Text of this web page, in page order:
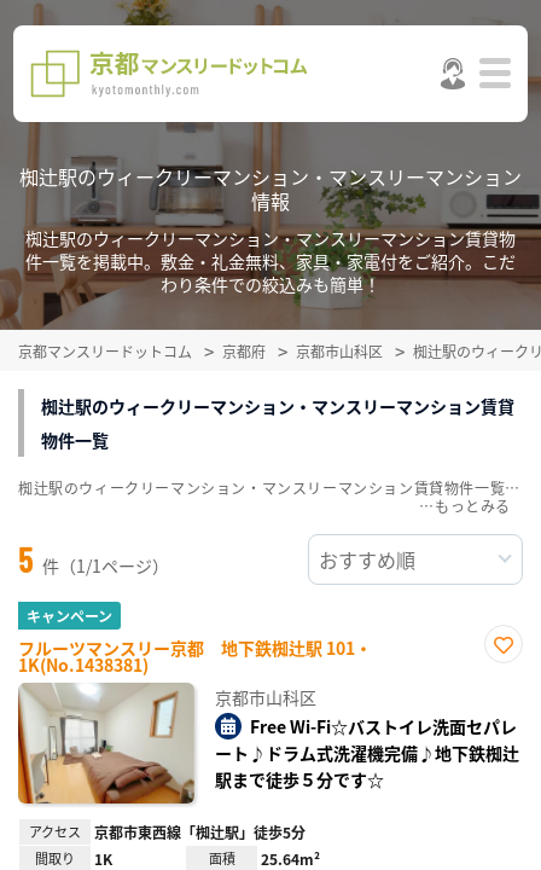
椥辻駅のウィークリーマンション・マンスリーマンション
情報
椥辻駅のウィークリーマンション・マンスリーマンション賃貸物
件一覧を掲載中。敷金・礼金無料、家具・家電付をご紹介。こだ
わり条件での絞込みも簡単！
京都マンスリードットコム 京都府 京都市山科区 椥辻駅のウィーク
椥辻駅のウィークリーマンション・マンスリーマンション賃貸
物件一覧
5 件（1/1ページ）
キャンペーン
フルーツマンスリー京都 地下鉄椥辻駅 101・
1K(No.1438381)
録
京都市山科区
Free Wi-Fi☆バストイレ洗面セパレ
ート♪ドラム式洗濯機完備♪地下鉄椥辻
駅まで徒歩５分です☆
アクセス 京都市東西線「椥辻駅」徒歩5分
間取り 1K 面積 25.64m²
椥辻駅のウィークリーマンション・マンスリーマンション賃貸物件一覧を掲載中。敷金・礼金無料、家具・家電付をご紹介。こだわり条件での絞込みも簡単！
…